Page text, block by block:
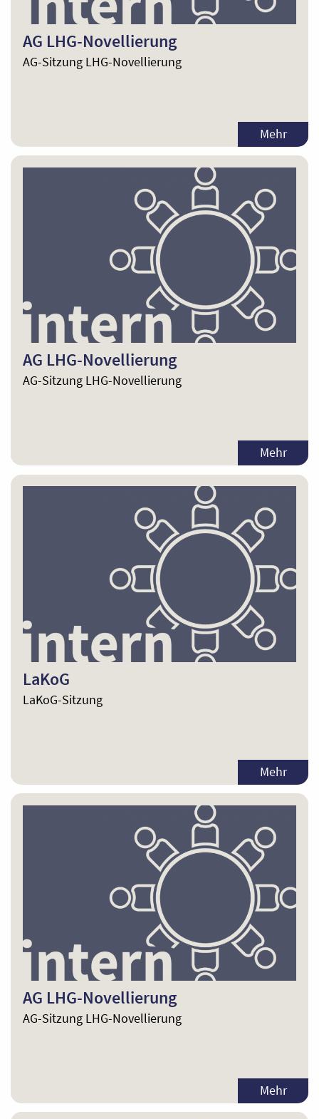
AG LHG-Novellierung
AG-Sitzung LHG-Novellierung
Mehr
AG LHG-Novellierung
AG-Sitzung LHG-Novellierung
Mehr
LaKoG
LaKoG-Sitzung
Mehr
AG LHG-Novellierung
AG-Sitzung LHG-Novellierung
Mehr